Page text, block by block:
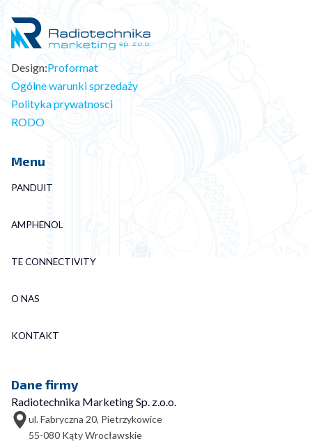
Design:Proformat
Ogólne warunki sprzedaży
Polityka prywatnosci
RODO
Menu
PANDUIT
AMPHENOL
TE CONNECTIVITY
O NAS
KONTAKT
Dane firmy
Radiotechnika Marketing Sp. z.o.o.
ul. Fabryczna 20, Pietrzykowice
55-080 Kąty Wrocławskie